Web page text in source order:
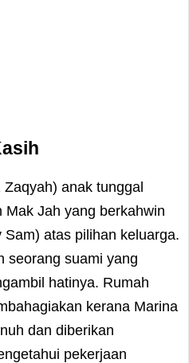
anak tunggal
Mak Jah yang berkahwin
atas pilihan keluarga.
seorang suami yang
hatinya. Rumah
kerana Marina
dan diberikan
pekerjaan